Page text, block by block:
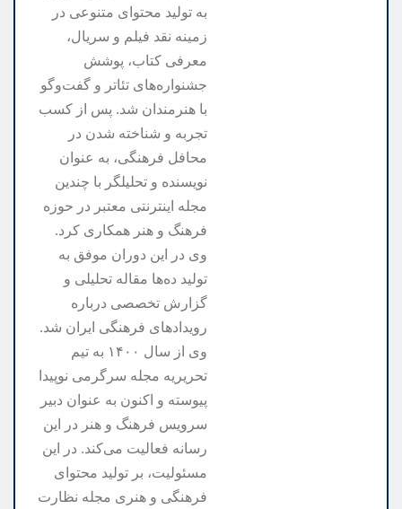
به تولید محتوای متنوعی در
زمینه نقد فیلم و سریال،
معرفی کتاب، پوشش
جشنواره‌های تئاتر و گفت‌وگو
با هنرمندان شد. پس از کسب
تجربه و شناخته شدن در
محافل فرهنگی، به عنوان
نویسنده و تحلیلگر با چندین
مجله اینترنتی معتبر در حوزه
فرهنگ و هنر همکاری کرد.
وی در این دوران موفق به
تولید ده‌ها مقاله تحلیلی و
گزارش تخصصی درباره
رویدادهای فرهنگی ایران شد.
وی از سال ۱۴۰۰ به تیم
تحریریه مجله سرگرمی نوپیدا
پیوسته و اکنون به عنوان دبیر
سرویس فرهنگ و هنر در این
رسانه فعالیت می‌کند. در این
مسئولیت، بر تولید محتوای
فرهنگی و هنری مجله نظارت